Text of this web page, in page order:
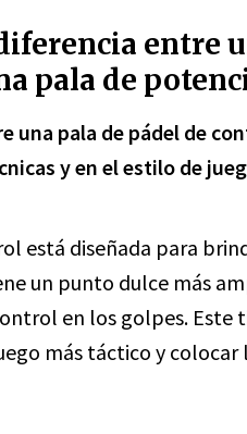
entre
pala de
una pala de pádel de
y en el estilo de
está diseñada para
un punto dulce más
en los golpes. Este
más táctico y